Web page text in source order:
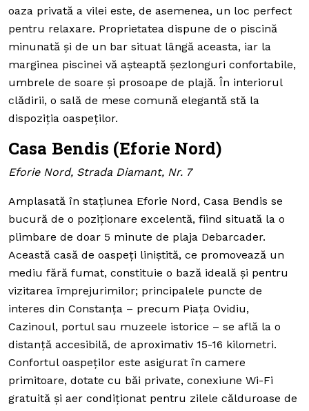
oaza privată a vilei este, de asemenea, un loc perfect
pentru relaxare. Proprietatea dispune de o piscină
minunată și de un bar situat lângă aceasta, iar la
marginea piscinei vă așteaptă șezlonguri confortabile,
umbrele de soare și prosoape de plajă. În interiorul
clădirii, o sală de mese comună elegantă stă la
dispoziția oaspeților.
Casa Bendis (Eforie Nord)
Eforie Nord, Strada Diamant, Nr. 7
Amplasată în stațiunea Eforie Nord, Casa Bendis se
bucură de o poziționare excelentă, fiind situată la o
plimbare de doar 5 minute de plaja Debarcader.
Această casă de oaspeți liniștită, ce promovează un
mediu fără fumat, constituie o bază ideală și pentru
vizitarea împrejurimilor; principalele puncte de
interes din Constanța – precum Piața Ovidiu,
Cazinoul, portul sau muzeele istorice – se află la o
distanță accesibilă, de aproximativ 15-16 kilometri.
Confortul oaspeților este asigurat în camere
primitoare, dotate cu băi private, conexiune Wi-Fi
gratuită și aer condiționat pentru zilele călduroase de